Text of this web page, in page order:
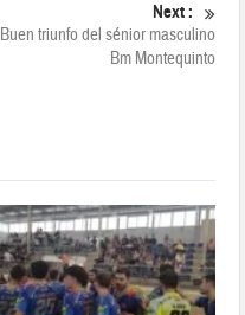
Next :
Buen triunfo del sénior masculino
Bm Montequinto